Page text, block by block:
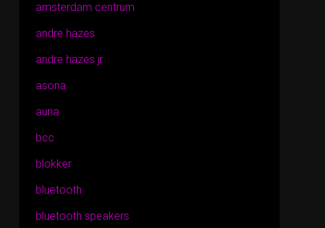
amsterdam centrum
andre hazes
andre hazes jr
asona
auna
bcc
blokker
bluetooth
bluetooth speakers